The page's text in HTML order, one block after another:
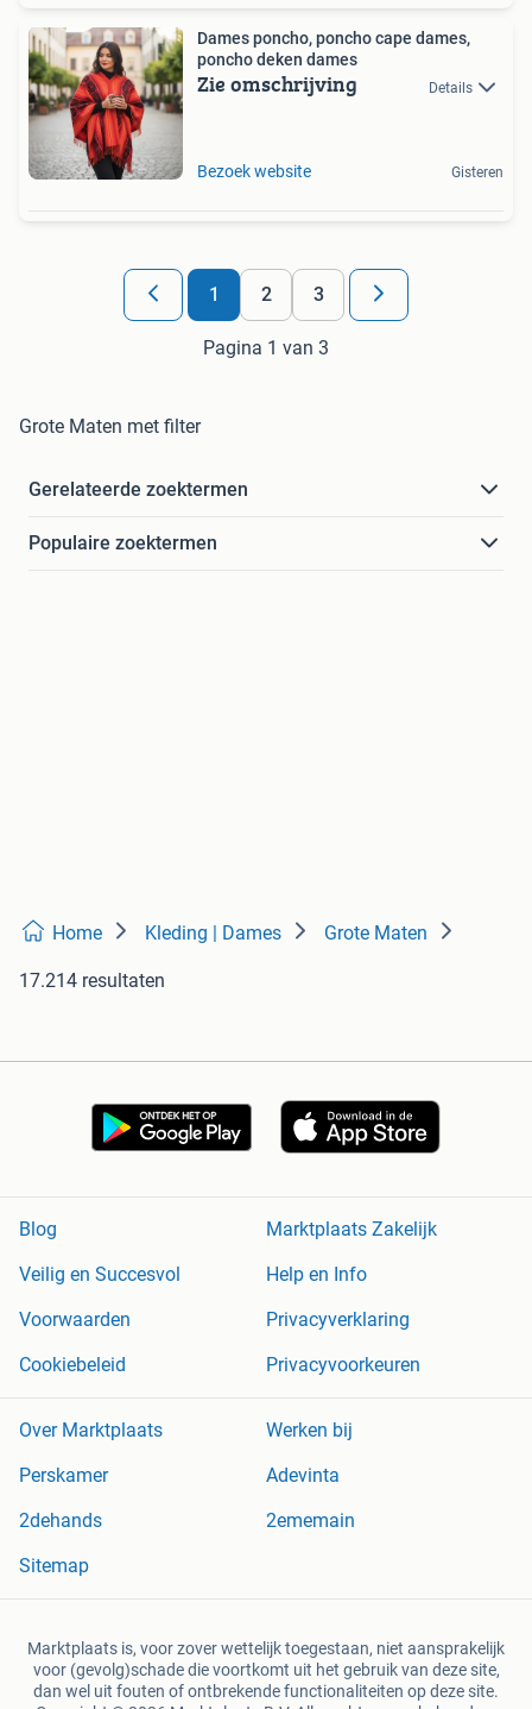
Dames poncho, poncho cape dames,
poncho deken dames
Zie omschrijving Details
Bezoek website Gisteren
1 2 3
Pagina 1 van 3
Grote Maten met filter
Gerelateerde zoektermen
Populaire zoektermen
Home Kleding | Dames Grote Maten
17.214 resultaten
Blog
Marktplaats Zakelijk
Veilig en Succesvol
Help en Info
Voorwaarden
Privacyverklaring
Cookiebeleid
Privacyvoorkeuren
Over Marktplaats
Werken bij
Perskamer
Adevinta
2dehands
2ememain
Sitemap
Marktplaats is, voor zover wettelijk toegestaan, niet aansprakelijk
voor (gevolg)schade die voortkomt uit het gebruik van deze site,
dan wel uit fouten of ontbrekende functionaliteiten op deze site.